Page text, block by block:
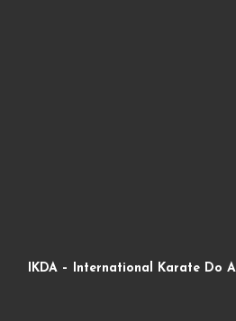
IKDA – International Karate Do